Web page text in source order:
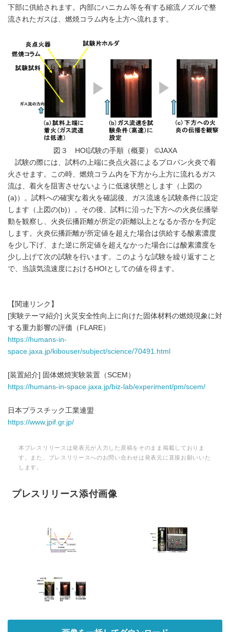
下部に供給されます。内部にハニカム等を有する縮流ノズルで整
流されたガスは、燃焼コラム内を上方へ流れます。
図３ HOI試験の手順（概要） ©JAXA
試験の際には、試料の上端に炎点火器によるプロパン火炎で着
火させます。この時、燃焼コラム内を下方から上方に流れるガス
流は、着火を阻害させないように低速状態とします（上図の
(a)）。試料への確実な着火を確認後、ガス流速を試験条件に設定
します（上図の(b)）。その後、試料に沿った下方への火炎伝播挙
動を観察し、火炎伝播距離が所定の距離以上となるか否かを判定
します。火炎伝播距離が所定値を超えた場合は供給する酸素濃度
を少し下げ、また逆に所定値を超えなかった場合には酸素濃度を
少し上げて次の試験を行います。このような試験を繰り返すこと
で、当該気流速度におけるHOIとしての値を得ます。
【関連リンク】
[実験テーマ紹介] 火災安全性向上に向けた固体材料の燃焼現象に対
する重力影響の評価（FLARE）
https://humans-in-
space.jaxa.jp/kibouser/subject/science/70491.html
[装置紹介] 固体燃焼実験装置（SCEM）
https://humans-in-space.jaxa.jp/biz-lab/experiment/pm/scem/
日本プラスチック工業連盟
https://www.jpif.gr.jp/
本プレスリリースは発表元が入力した原稿をそのまま掲載しておりま
す。また、プレスリリースへのお問い合わせは発表元に直接お願いいた
します。
プレスリリース添付画像